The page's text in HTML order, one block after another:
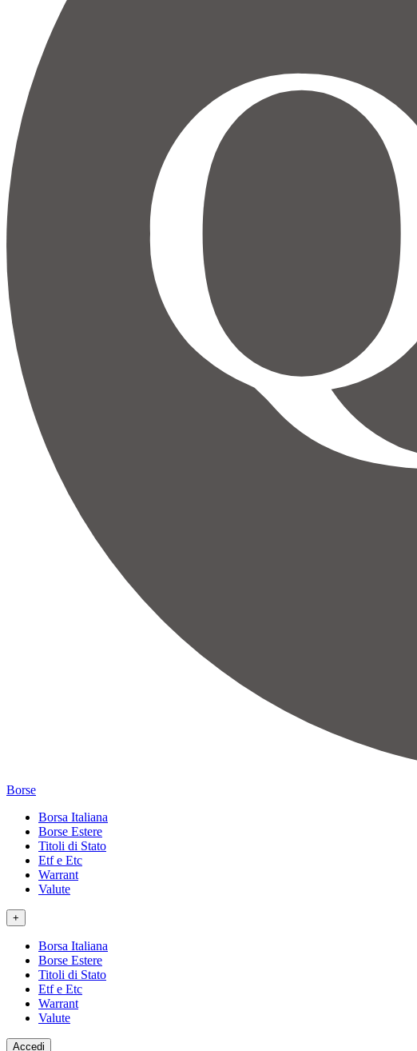
Borse
Borsa Italiana
Borse Estere
Titoli di Stato
Etf e Etc
Warrant
Valute
+
Borsa Italiana
Borse Estere
Titoli di Stato
Etf e Etc
Warrant
Valute
Accedi